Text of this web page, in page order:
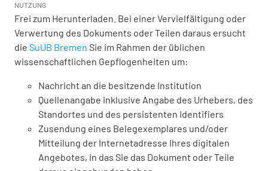
NUTZUNG
Frei zum Herunterladen. Bei einer Vervielfältigung oder
Verwertung des Dokuments oder Teilen daraus ersucht
die SuUB Bremen Sie im Rahmen der üblichen
wissenschaftlichen Gepflogenheiten um:
Nachricht an die besitzende Institution
Quellenangabe inklusive Angabe des Urhebers, des
Standortes und des persistenten Identifiers
Zusendung eines Belegexemplares und/oder
Mitteilung der Internetadresse Ihres digitalen
Angebotes, in das Sie das Dokument oder Teile